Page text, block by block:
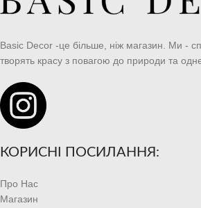
Basic Decor -це більше, ніж магазин. Ми -
творять красу з повагою до природи та
КОРИСНІ ПОСИЛАННЯ:
Про Нас
Магазин